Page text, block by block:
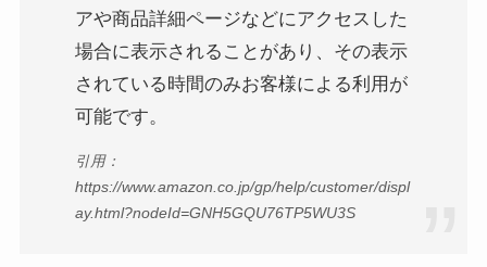
アや商品詳細ページなどにアクセスした
場合に表示されることがあり、その表示
されている時間のみお客様による利用が
可能です。
引用：
https://www.amazon.co.jp/gp/help/customer/displ
ay.html?nodeId=GNH5GQU76TP5WU3S